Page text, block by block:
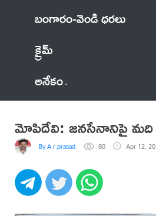
బంగారం-వెండి ధరలు
క్రైమ్
అనేకం
మోపిదేవి: జనసేనానిపై
By A.r.prasad 80 Apr 12,